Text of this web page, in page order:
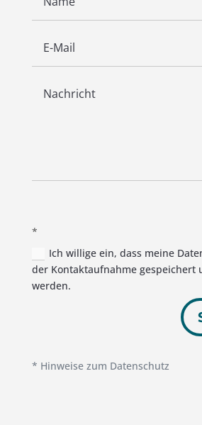
*
Ich willige ein, dass meine
der Kontaktaufnahme gespeichert
werden.
* Hinweise zum Datenschutz